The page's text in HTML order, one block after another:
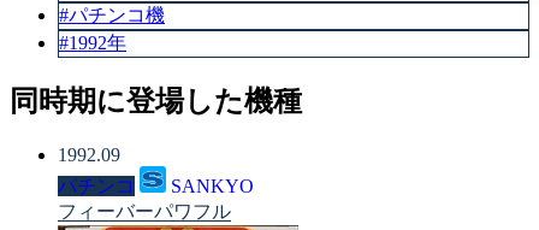
#パチンコ機
#1992年
同時期に登場した機種
1992.09
パチンコ
SANKYO
フィーバーパワフル